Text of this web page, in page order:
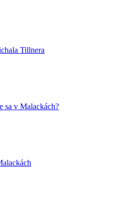
Tillnera
sa v Malackách?